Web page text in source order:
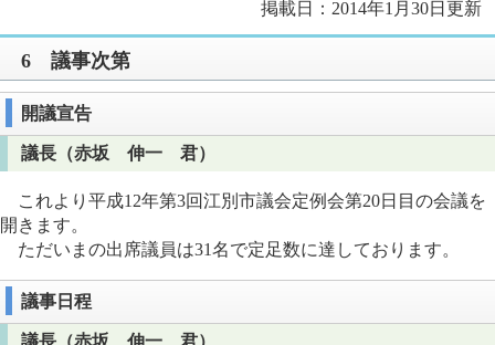
掲載日：2014年1月30日更新
6 議事次第
開議宣告
議長（赤坂 伸一 君）
これより平成12年第3回江別市議会定例会第20日目の会議を
開きます。
ただいまの出席議員は31名で定足数に達しております。
議事日程
議長（赤坂 伸一 君）